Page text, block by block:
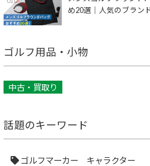
め20選｜人気のブラン
ゴルフ用品・小物
中古・買取り
話題のキーワード
ゴルフマーカー キャラクター